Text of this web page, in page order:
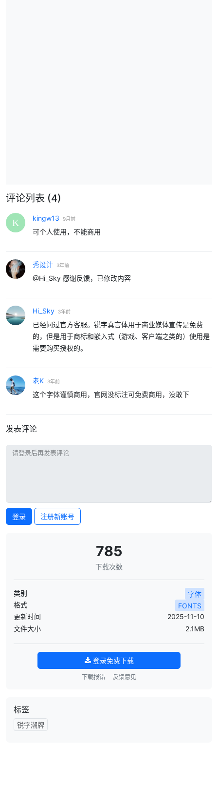
评论列表 (4)
kingw13 9月前
可个人使用，不能商用
秀设计 3年前
@Hi_Sky 感谢反馈，已修改内容
Hi_Sky 3年前
已经问过官方客服。锐字真言体用于商业媒体宣传是免费
的，但是用于商标和嵌入式（游戏、客户端之类的）使用是
需要购买授权的。
老K 3年前
这个字体谨慎商用，官网没标注可免费商用，没敢下
发表评论
登录 注册新账号
785
下载次数
类别
字体
格式
FONTS
更新时间
2025-11-10
文件大小
2.1MB
登录免费下载
下载报错 反馈意见
标签
锐字潮牌